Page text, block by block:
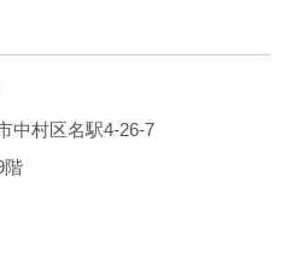
中村区名駅4-26-7
階